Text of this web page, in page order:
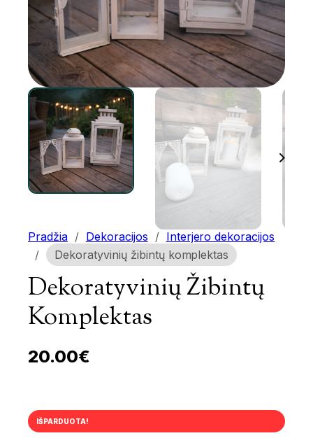
Pradžia / Dekoracijos / Interjero dekoracijos
/
Dekoratyvinių žibintų komplektas
Dekoratyvinių Žibintų
Komplektas
20.00€
IŠPARDUOTA!